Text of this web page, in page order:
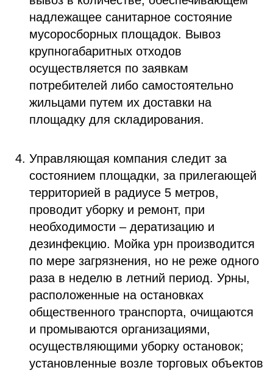
надлежащее санитарное состояние
мусоросборных площадок. Вывоз
крупногабаритных отходов
осуществляется по заявкам
потребителей либо самостоятельно
жильцами путем их доставки на
площадку для складирования.
Управляющая компания следит за
состоянием площадки, за прилегающей
территорией в радиусе 5 метров,
проводит уборку и ремонт, при
необходимости – дератизацию и
дезинфекцию. Мойка урн производится
по мере загрязнения, но не реже одного
раза в неделю в летний период. Урны,
расположенные на остановках
общественного транспорта, очищаются
и промываются организациями,
осуществляющими уборку остановок;
установленные возле торговых объектов